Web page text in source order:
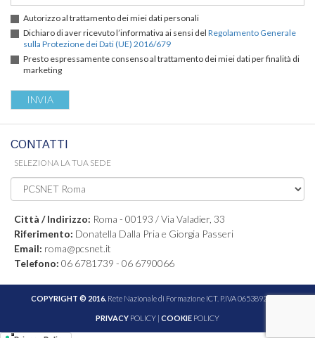
Autorizzo al trattamento dei miei dati personali
Dichiaro di aver ricevuto l’informativa ai sensi del Regolamento Generale
sulla Protezione dei Dati (UE) 2016/679
Presto espressamente consenso al trattamento dei miei dati per finalità di
marketing
CONTATTI
SELEZIONA LA TUA SEDE
Città / Indirizzo: Roma - 00193 / Via Valadier, 33
Riferimento: Donatella Dalla Pria e Giorgia Passeri
Email: roma@pcsnet.it
Telefono: 06 6781739 - 06 6790066
COPYRIGHT © 2016. Rete Nazionale di Formazione ICT. P.IVA 06538921005
PRIVACY POLICY | COOKIE POLICY